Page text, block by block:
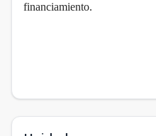
financiamiento.